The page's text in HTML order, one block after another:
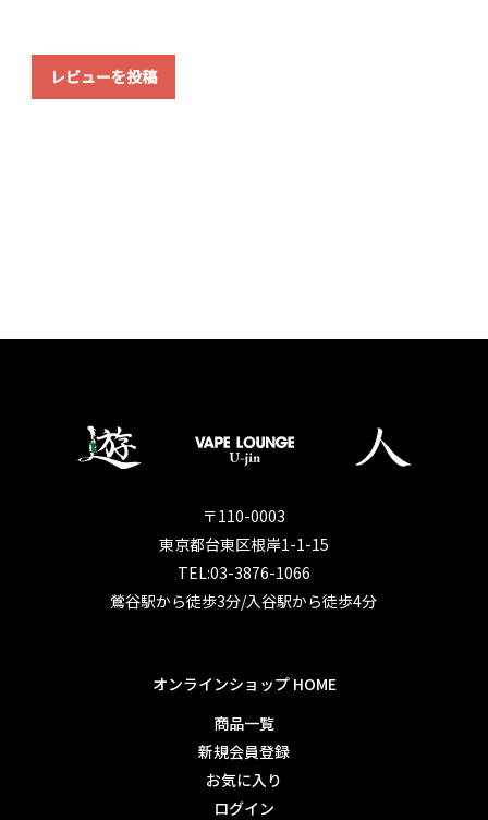
レビューを投稿
〒110-0003
東京都台東区根岸1-1-15
TEL:03-3876-1066
鶯谷駅から徒歩3分/入谷駅から徒歩4分
オンラインショップ HOME
商品一覧
新規会員登録
お気に入り
ログイン